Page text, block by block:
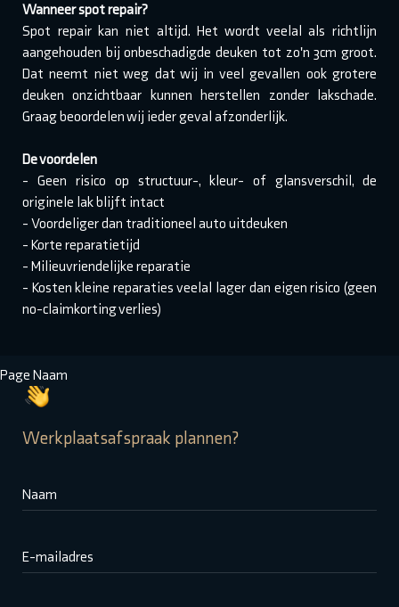
Wanneer spot repair?
Spot repair kan niet altijd. Het wordt veelal als richtlijn
aangehouden bij onbeschadigde deuken tot zo'n 3cm groot.
Dat neemt niet weg dat wij in veel gevallen ook grotere
deuken onzichtbaar kunnen herstellen zonder lakschade.
Graag beoordelen wij ieder geval afzonderlijk.
De voordelen
- Geen risico op structuur-, kleur- of glansverschil, de
originele lak blijft intact
- Voordeliger dan traditioneel auto uitdeuken
- Korte reparatietijd
- Milieuvriendelijke reparatie
- Kosten kleine reparaties veelal lager dan eigen risico (geen
no-claimkorting verlies)
Werkplaatsafspraak plannen?
Naam
E-mailadres
Page Naam